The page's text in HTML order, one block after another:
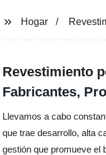
Hogar
Revestimiento
Fabricantes,
Llevamos a cabo
que trae desarrollo, alta
gestión que promueve el